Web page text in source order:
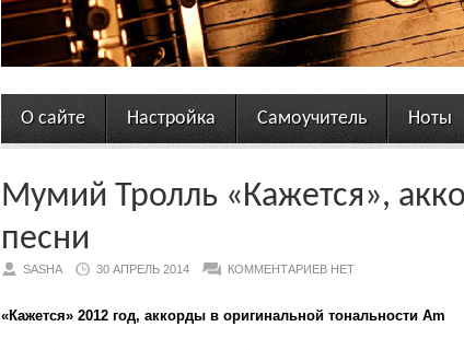
О сайте Настройка Самоучитель Ноты
Мумий Тролль «Кажется»,
песни
SASHA 30 АПРЕЛЬ 2014 КОММЕНТАРИЕВ НЕТ
«Кажется» 2012 год, аккорды в оригинальной тональности Am